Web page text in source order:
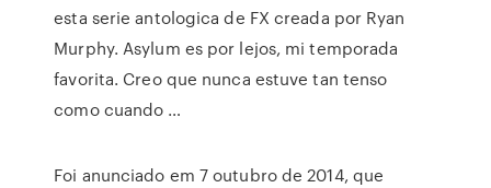
esta serie antologica de FX creada por Ryan
Murphy. Asylum es por lejos, mi temporada
favorita. Creo que nunca estuve tan tenso
como cuando …
Foi anunciado em 7 outubro de 2014, que